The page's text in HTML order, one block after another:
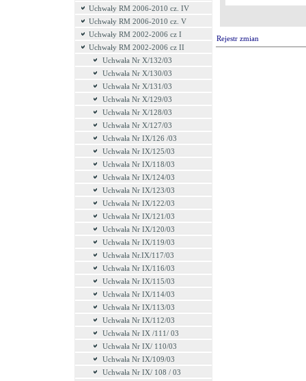
Uchwały RM 2006-2010 cz. IV
Uchwały RM 2006-2010 cz. V
Uchwały RM 2002-2006 cz I
Uchwały RM 2002-2006 cz II
Uchwała Nr X/132/03
Uchwała Nr X/130/03
Uchwała Nr X/131/03
Uchwała Nr X/129/03
Uchwała Nr X/128/03
Uchwała Nr X/127/03
Uchwała Nr IX/126 /03
Uchwała Nr IX/125/03
Uchwała Nr IX/118/03
Uchwała Nr IX/124/03
Uchwała Nr IX/123/03
Uchwała Nr IX/122/03
Uchwała Nr IX/121/03
Uchwała Nr IX/120/03
Uchwała Nr IX/119/03
Uchwała Nr.IX/117/03
Uchwała Nr IX/116/03
Uchwała Nr IX/115/03
Uchwała Nr IX/114/03
Uchwała Nr IX/113/03
Uchwała Nr IX/112/03
Uchwała Nr IX /111/ 03
Uchwała Nr IX/ 110/03
Uchwała Nr IX/109/03
Uchwała Nr IX/ 108 / 03
Rejestr zmian